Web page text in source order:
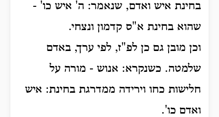
בחינת איש ואדם, שנאמר: ה' איש כו' -
שהוא בחינת א"ס קדמון ונצחי.
וכן מובן גם כן לפ"ז, לפי ערך, באדם
שלמטה. כשנקרא: אנוש - מורה על
חלישות כחו וירידה ממדרגת בחינת: איש
ואדם כו'.